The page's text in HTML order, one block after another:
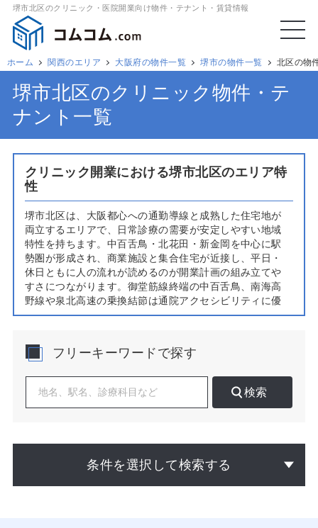
堺市北区のクリニック・医院開業向け物件・テナント・賃貸情報
ホーム 関西のエリア 大阪府の物件一覧 堺市の物件一覧 北区の物
堺市北区のクリニック物件・テ
ナント一覧
クリニック開業における堺市北区のエリア特
性
堺市北区は、大阪都心への通勤導線と成熟した住宅地が
両立するエリアで、日常診療の需要が安定しやすい地域
特性を持ちます。中百舌鳥・北花田・新金岡を中心に駅
勢圏が形成され、商業施設と集合住宅が近接し、平日・
休日ともに人の流れが読めるのが開業計画の組み立てや
すさにつながります。御堂筋線終端の中百舌鳥、南海高
野線や泉北高速の乗換結節は通院アクセシビリティに優
れ、中央環状線沿いは広域からの車来訪にも対応しやす
診療需要は、ファミリー層の定着による小児・一般内科
期の慢性疾患フォローが中心。北花田の大型商業施設周
辺は日中人口が厚く、早朝・夕方の来院も見込みやすい
集積する傾向があり、生活動線を少し外したバス幹線や
幹線道路交差部での差別化も検討に値します。
物件選びでは、駅前視認性と駐車台数のバランス、1階区
フリーキーワードで探す
検索
条件を選択して検索する